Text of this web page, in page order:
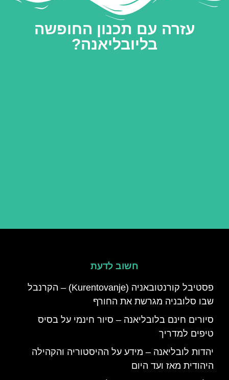
עזרה עם תכנון החופשה
בליובליאנה?
חשוב לדעת
פסטיבל קורנטובאניה (Kurentovanje) – הקרנבל
שבו סלובניה מגרשת את החורף
סיורים חינם בלובליאנה – סיור חינמי על בסיס
טיפים למדריך
יהדות לובליאנה – מידע על ההיסטוריה והקהילה
היהודית מאז ועד היום